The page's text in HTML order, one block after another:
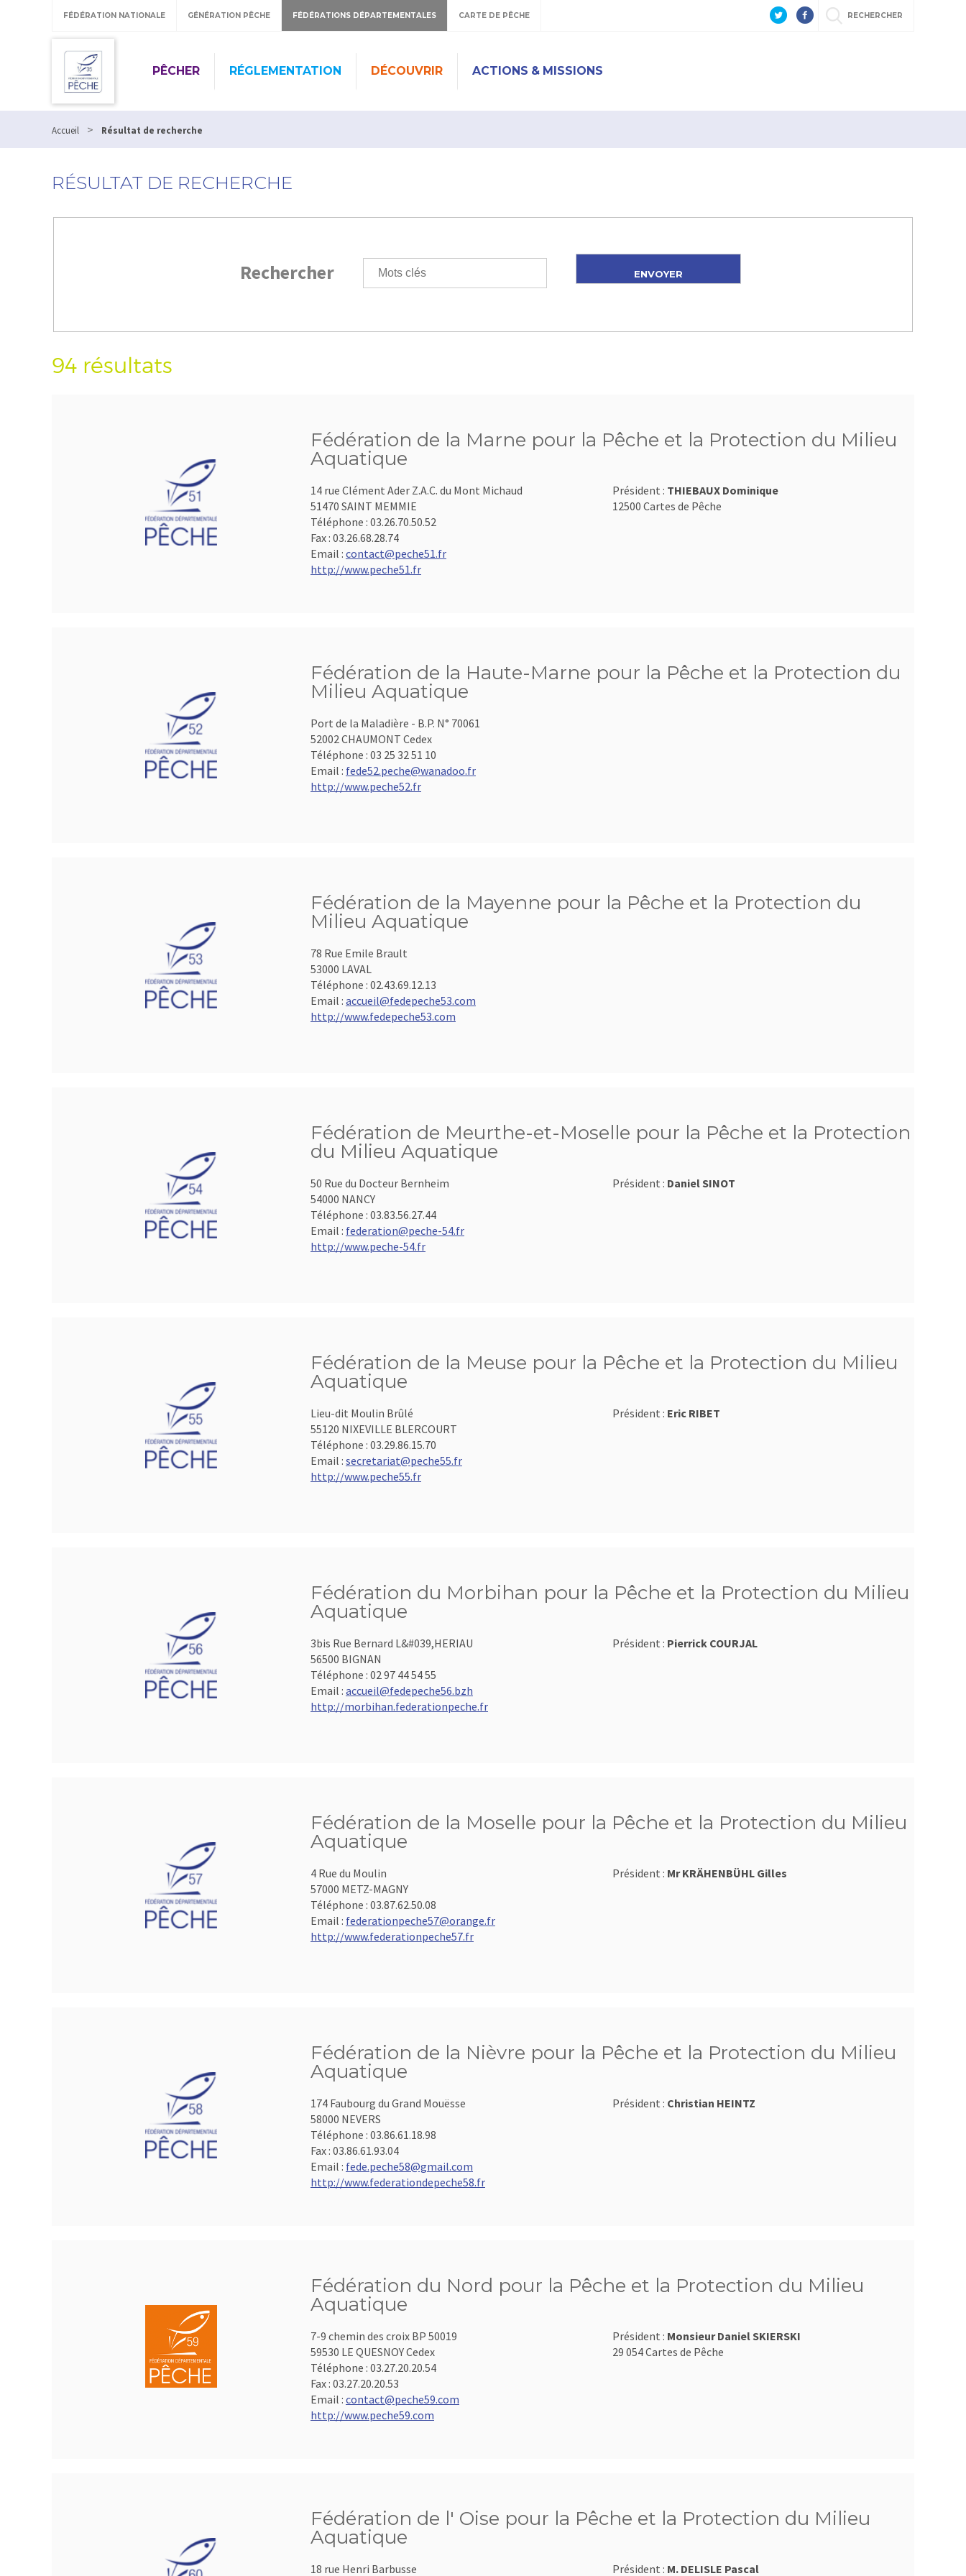
FÉDÉRATION NATIONALE GÉNÉRATION PÊCHE FÉDÉRATIONS DÉPARTEMENTALES CARTE DE PÊCHE RECHERCHER
PÊCHER RÉGLEMENTATION DÉCOUVRIR ACTIONS & MISSIONS
Accueil > Résultat de recherche
RÉSULTAT DE RECHERCHE
Rechercher
94 résultats
Fédération de la Marne pour la Pêche et la Protection du Milieu
Aquatique
14 rue Clément Ader Z.A.C. du Mont Michaud
51470 SAINT MEMMIE
Téléphone : 03.26.70.50.52
Fax : 03.26.68.28.74
Email : contact@peche51.fr
http://www.peche51.fr
Président : THIEBAUX Dominique
12500 Cartes de Pêche
Fédération de la Haute-Marne pour la Pêche et la Protection du
Milieu Aquatique
Port de la Maladière - B.P. N° 70061
52002 CHAUMONT Cedex
Téléphone : 03 25 32 51 10
Email : fede52.peche@wanadoo.fr
http://www.peche52.fr
Fédération de la Mayenne pour la Pêche et la Protection du
Milieu Aquatique
78 Rue Emile Brault
53000 LAVAL
Téléphone : 02.43.69.12.13
Email : accueil@fedepeche53.com
http://www.fedepeche53.com
Fédération de Meurthe-et-Moselle pour la Pêche et la Protection
du Milieu Aquatique
50 Rue du Docteur Bernheim
54000 NANCY
Téléphone : 03.83.56.27.44
Email : federation@peche-54.fr
http://www.peche-54.fr
Président : Daniel SINOT
Fédération de la Meuse pour la Pêche et la Protection du Milieu
Aquatique
Lieu-dit Moulin Brûlé
55120 NIXEVILLE BLERCOURT
Téléphone : 03.29.86.15.70
Email : secretariat@peche55.fr
http://www.peche55.fr
Président : Eric RIBET
Fédération du Morbihan pour la Pêche et la Protection du Milieu
Aquatique
3bis Rue Bernard L&#039,HERIAU
56500 BIGNAN
Téléphone : 02 97 44 54 55
Email : accueil@fedepeche56.bzh
http://morbihan.federationpeche.fr
Président : Pierrick COURJAL
Fédération de la Moselle pour la Pêche et la Protection du Milieu
Aquatique
4 Rue du Moulin
57000 METZ-MAGNY
Téléphone : 03.87.62.50.08
Email : federationpeche57@orange.fr
http://www.federationpeche57.fr
Président : Mr KRÄHENBÜHL Gilles
Fédération de la Nièvre pour la Pêche et la Protection du Milieu
Aquatique
174 Faubourg du Grand Mouësse
58000 NEVERS
Téléphone : 03.86.61.18.98
Fax : 03.86.61.93.04
Email : fede.peche58@gmail.com
http://www.federationdepeche58.fr
Président : Christian HEINTZ
Fédération du Nord pour la Pêche et la Protection du Milieu
Aquatique
7-9 chemin des croix BP 50019
59530 LE QUESNOY Cedex
Téléphone : 03.27.20.20.54
Fax : 03.27.20.20.53
Email : contact@peche59.com
http://www.peche59.com
Président : Monsieur Daniel SKIERSKI
29 054 Cartes de Pêche
Fédération de l' Oise pour la Pêche et la Protection du Milieu
Aquatique
18 rue Henri Barbusse Président : M. DELISLE Pascal